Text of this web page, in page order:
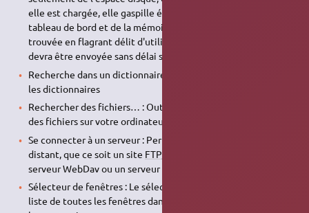
elle est chargée, elle gaspille également de l'espace dans le
tableau de bord et de la mémoire. Si une personne est
trouvée en flagrant délit d'utilisation de cette applet, elle
devra être envoyée sans délai subir un test psychiatrique.
Recherche dans un dictionnaire : Recherche les mots dans
les dictionnaires
Rechercher des fichiers… : Outil qui permet de rechercher
des fichiers sur votre ordinateur.
Se connecter à un serveur : Permet d'accéder à un serveur
distant, que ce soit un site FTP, un partage Windows, un
serveur WebDav ou un serveur SSH.
Sélecteur de fenêtres : Le sélecteur de fenêtres affiche une
liste de toutes les fenêtres dans un menu et vous permet de